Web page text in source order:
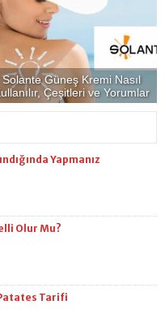
Solante Güneş Kremi Nasıl
Çeşitleri ve Yorumlar
Yapmanız
Olur Mu?
Tarifi